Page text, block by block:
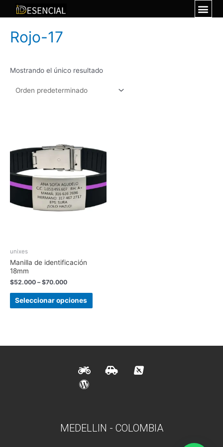
Rojo-17
Mostrando el único resultado
unixes
Manilla de identificación
18mm
$52.000 –$70.000
Seleccionar opciones
MEDELLIN - COLOMBIA